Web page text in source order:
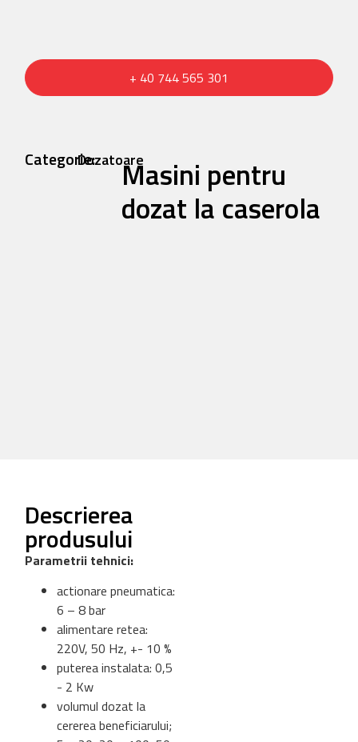
+ 40 744 565 301
Categorie:DozatoareMasini pentru
dozat la caserola
Descrierea
produsului
Parametrii tehnici:
actionare pneumatica:
6 – 8 bar
alimentare retea:
220V, 50 Hz, +- 10 %
puterea instalata: 0,5
- 2 Kw
volumul dozat la
cererea beneficiarului;